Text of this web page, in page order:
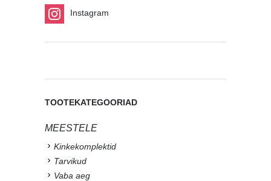
Instagram
TOOTEKATEGOORIAD
MEESTELE
Kinkekomplektid
Tarvikud
Vaba aeg